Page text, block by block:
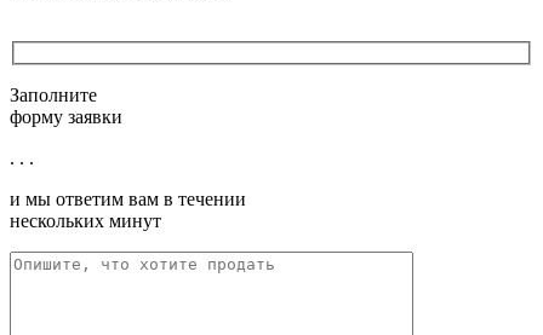
Заполните
форму заявки
. . .
и мы ответим вам в течении
нескольких минут